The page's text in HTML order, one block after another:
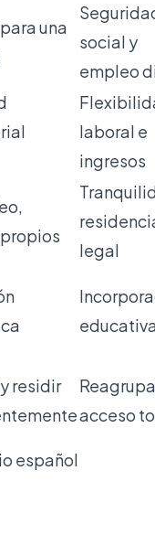
una
social y
empleo
laboral e
ingresos
legal
residir
acceso
español